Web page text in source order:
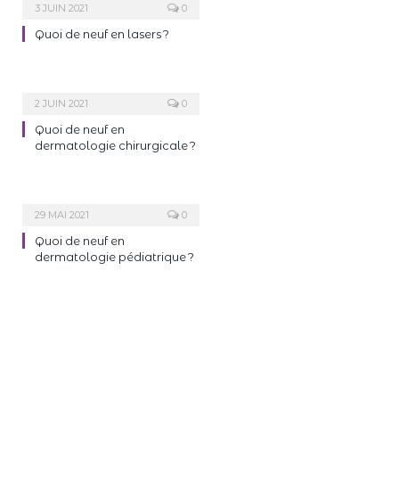
3 JUIN 2021 0
Quoi de neuf en lasers ?
2 JUIN 2021 0
Quoi de neuf en
dermatologie chirurgicale ?
29 MAI 2021 0
Quoi de neuf en
dermatologie pédiatrique ?